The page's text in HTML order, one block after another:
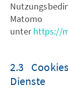
unterhttps://
2.3
Dienste